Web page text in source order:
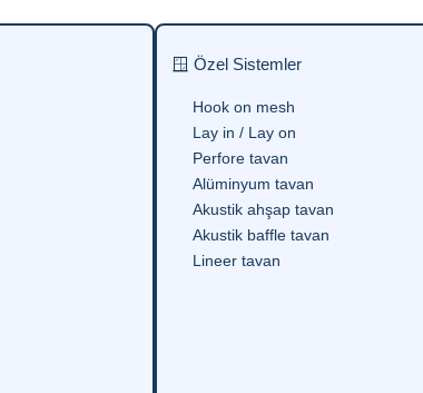
🪟 Özel Sistemler
Hook on mesh
Lay in / Lay on
Perfore tavan
Alüminyum tavan
Akustik ahşap tavan
Akustik baffle tavan
Lineer tavan